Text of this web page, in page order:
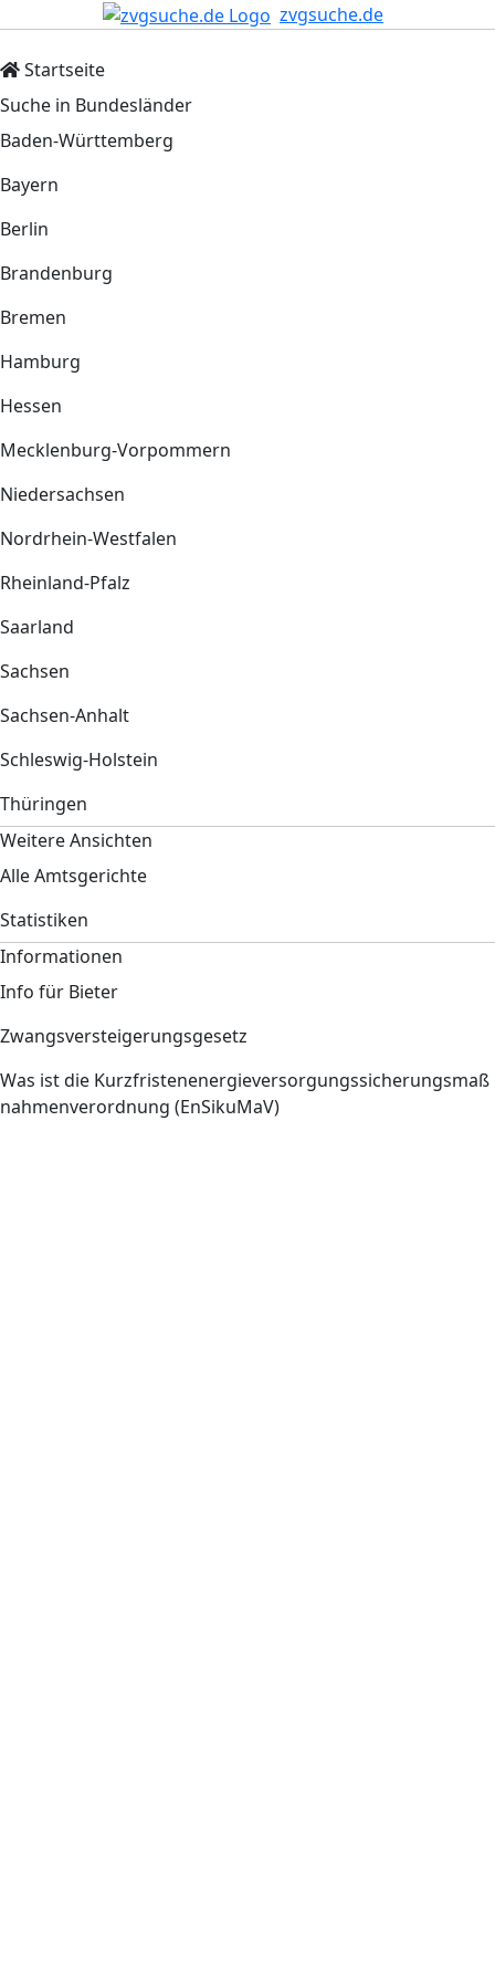
zvgsuche.de
Startseite
Suche in Bundesländer
Baden-Württemberg
Bayern
Berlin
Brandenburg
Bremen
Hamburg
Hessen
Mecklenburg-Vorpommern
Niedersachsen
Nordrhein-Westfalen
Rheinland-Pfalz
Saarland
Sachsen
Sachsen-Anhalt
Schleswig-Holstein
Thüringen
Weitere Ansichten
Alle Amtsgerichte
Statistiken
Informationen
Info für Bieter
Zwangsversteigerungsgesetz
Was ist die Kurzfristenenergieversorgungssicherungsmaß
nahmenverordnung (EnSikuMaV)